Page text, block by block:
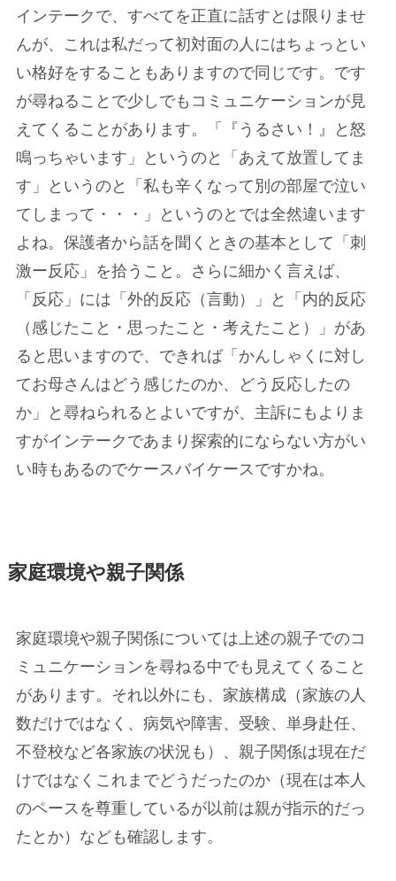
インテークで、すべてを正直に話すとは限りませ
んが、これは私だって初対面の人にはちょっとい
い格好をすることもありますので同じです。です
が尋ねることで少しでもコミュニケーションが見
えてくることがあります。「『うるさい！』と怒
鳴っちゃいます」というのと「あえて放置してま
す」というのと「私も辛くなって別の部屋で泣い
てしまって・・・」というのとでは全然違います
よね。保護者から話を聞くときの基本として「刺
激ー反応」を拾うこと。さらに細かく言えば、
「反応」には「外的反応（言動）」と「内的反応
（感じたこと・思ったこと・考えたこと）」があ
ると思いますので、できれば「かんしゃくに対し
てお母さんはどう感じたのか、どう反応したの
か」と尋ねられるとよいですが、主訴にもよりま
すがインテークであまり探索的にならない方がい
い時もあるのでケースバイケースですかね。
家庭環境や親子関係
家庭環境や親子関係については上述の親子でのコ
ミュニケーションを尋ねる中でも見えてくること
があります。それ以外にも、家族構成（家族の人
数だけではなく、病気や障害、受験、単身赴任、
不登校など各家族の状況も）、親子関係は現在だ
けではなくこれまでどうだったのか（現在は本人
のペースを尊重しているが以前は親が指示的だっ
たとか）なども確認します。